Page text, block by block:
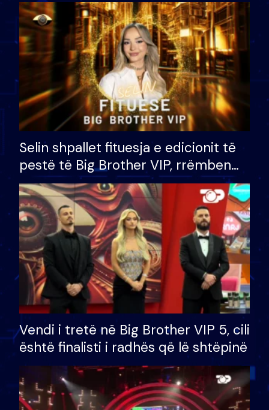
Selin shpallet fituesja e edicionit të
pestë të Big Brother VIP, rrëmben
çmimin e madh prej 100 mijë eurosh
Vendi i tretë në Big Brother VIP 5, cili
është finalisti i radhës që lë shtëpinë